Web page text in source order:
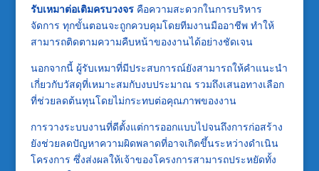
รับเหมาต่อเติมครบวงจรคือความสะดวกในการบริหาร
จัดการ ทุกขั้นตอนจะถูกควบคุมโดยทีมงานมืออาชีพ ทำให้
สามารถติดตามความคืบหน้าของงานได้อย่างชัดเจน
นอกจากนี้ ผู้รับเหมาที่มีประสบการณ์ยังสามารถให้คำแนะนำ
เกี่ยวกับวัสดุที่เหมาะสมกับงบประมาณ รวมถึงเสนอทางเลือก
ที่ช่วยลดต้นทุนโดยไม่กระทบต่อคุณภาพของงาน
การวางระบบงานที่ดีตั้งแต่การออกแบบไปจนถึงการก่อสร้าง
ยังช่วยลดปัญหาความผิดพลาดที่อาจเกิดขึ้นระหว่างดำเนิน
โครงการ ซึ่งส่งผลให้เจ้าของโครงการสามารถประหยัดทั้ง